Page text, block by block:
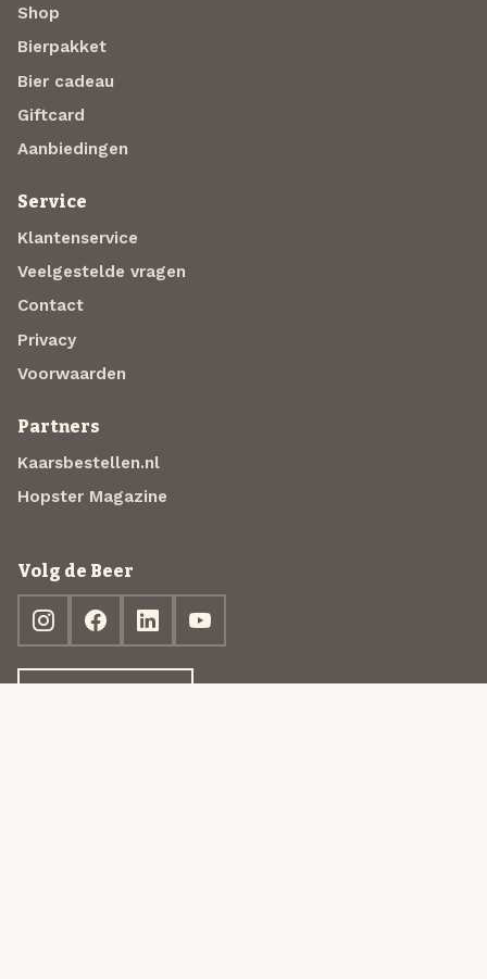
Shop
Bierpakket
Bier cadeau
Giftcard
Aanbiedingen
Service
Klantenservice
Veelgestelde vragen
Contact
Privacy
Voorwaarden
Partners
Kaarsbestellen.nl
Hopster Magazine
Volg de Beer